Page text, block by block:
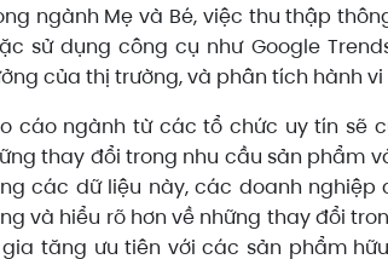
ngành Mẹ và Bé, việc thu thập
sử dụng công cụ như Google
của thị trường, và phân tích hành
cáo ngành từ các tổ chức uy tín sẽ
thay đổi trong nhu cầu sản phẩm
các dữ liệu này, các doanh
và hiểu rõ hơn về những thay đổi
gia tăng ưu tiên với các sản phẩm